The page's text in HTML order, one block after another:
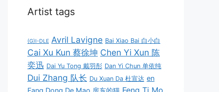
Artist tags
(G)I-DLE Avril Lavigne Bai Xiao Bai 白小白
Cai Xu Kun 蔡徐坤 Chen Yi Xun 陈
奕迅 Dai Yu Tong 戴羽彤 Dan Yi Chun 单依纯
Dui Zhang 队长 Du Xuan Da 杜宣达 en
Fang Dong De Mao 房东的猫 Feng Ti Mo